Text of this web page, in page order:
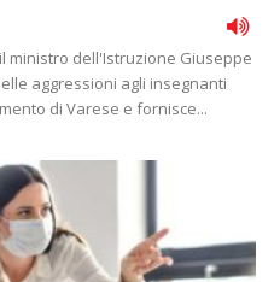
ministro dell'Istruzione Giuseppe
aggressioni agli insegnanti
di Varese e fornisce...